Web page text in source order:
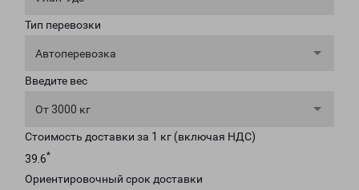
Тип перевозки
Автоперевозка
Введите вес
От 3000 кг
Стоимость доставки за 1 кг (включая НДС)
39.6*
Ориентировочный срок доставки